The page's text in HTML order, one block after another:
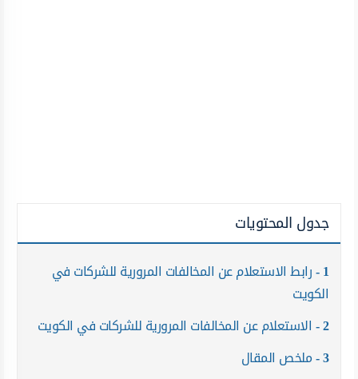
جدول المحتويات
1 رابط الاستعلام عن المخالفات المرورية للشركات في
الكويت
2 الاستعلام عن المخالفات المرورية للشركات في الكويت
3 ملخص المقال